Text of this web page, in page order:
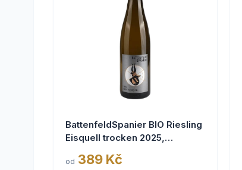
BattenfeldSpanier BIO Riesling
Eisquell trocken 2025,
Rheinhessen VDP
od 389 Kč